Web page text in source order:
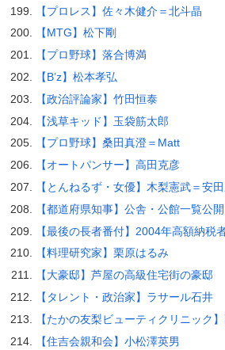
【プロレス】佐々木健介＝北斗晶
【MTG】松下剛
【プロ野球】落合博満
【B’z】松本孝弘
【政治評論家】竹田恒泰
【浅草キッド】玉袋筋太郎
【プロ野球】桑田真澄＝Matt
【オートパンサー】高田克彦
【とんねるず・女優】木梨憲武＝安
【都道府県知事】公舎・公館一覧公開
【最後の長者番付】2004年高額納税
【料理研究家】栗原はるみ
【大豪邸】芦屋の高級住宅街の豪邸
【タレント・政治家】ラサール石井
【たかの友梨ビューティクリニック
【住吉会親和会】小松澤英男